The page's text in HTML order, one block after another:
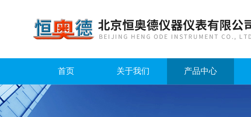
首页 关于我们 产品中心